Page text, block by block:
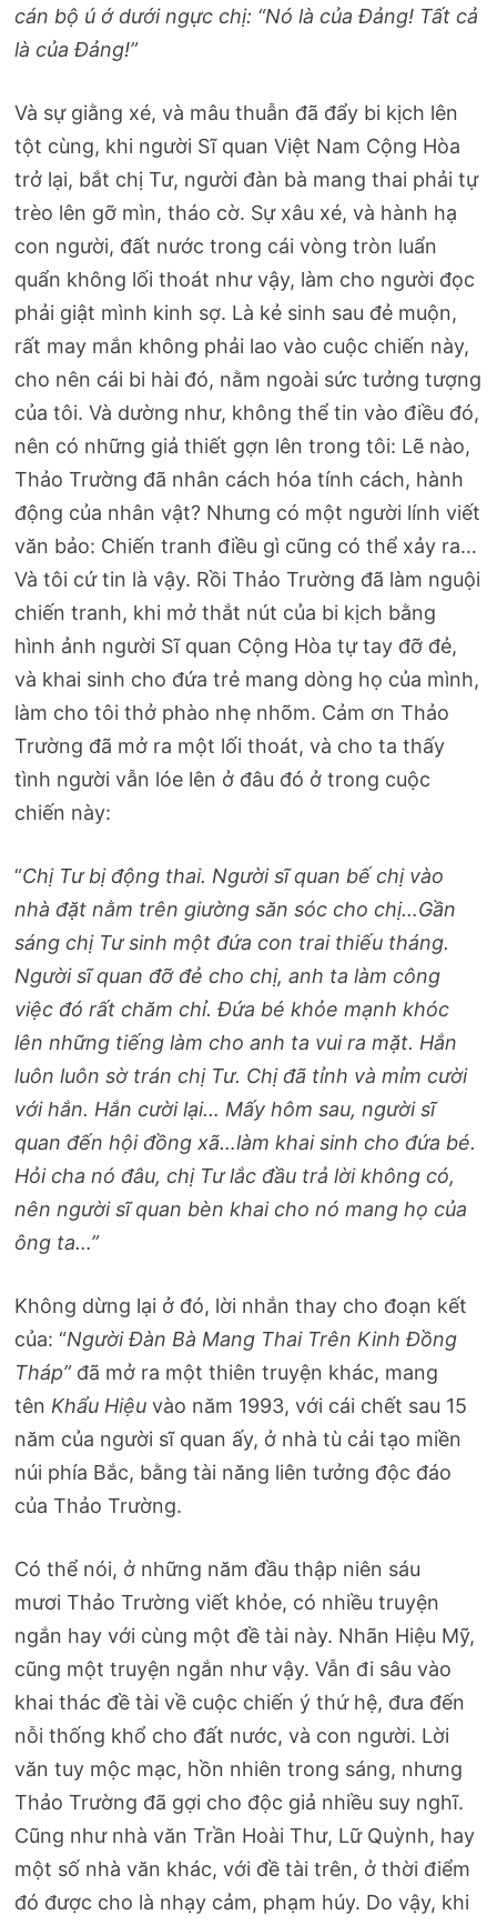
cán bộ ú ớ dưới ngực chị: “Nó là của Đảng! Tất cả
là của Đảng!”
Và sự giằng xé, và mâu thuẫn đã đẩy bi kịch lên
tột cùng, khi người Sĩ quan Việt Nam Cộng Hòa
trở lại, bắt chị Tư, người đàn bà mang thai phải tự
trèo lên gỡ mìn, tháo cờ. Sự xâu xé, và hành hạ
con người, đất nước trong cái vòng tròn luẩn
quẩn không lối thoát như vậy, làm cho người đọc
phải giật mình kinh sợ. Là kẻ sinh sau đẻ muộn,
rất may mắn không phải lao vào cuộc chiến này,
cho nên cái bi hài đó, nằm ngoài sức tưởng tượng
của tôi. Và dường như, không thể tin vào điều đó,
nên có những giả thiết gợn lên trong tôi: Lẽ nào,
Thảo Trường đã nhân cách hóa tính cách, hành
động của nhân vật? Nhưng có một người lính viết
văn bảo: Chiến tranh điều gì cũng có thể xảy ra…
Và tôi cứ tin là vậy. Rồi Thảo Trường đã làm nguội
chiến tranh, khi mở thắt nút của bi kịch bằng
hình ảnh người Sĩ quan Cộng Hòa tự tay đỡ đẻ,
và khai sinh cho đứa trẻ mang dòng họ của mình,
làm cho tôi thở phào nhẹ nhõm. Cảm ơn Thảo
Trường đã mở ra một lối thoát, và cho ta thấy
tình người vẫn lóe lên ở đâu đó ở trong cuộc
chiến này:
“Chị Tư bị động thai. Người sĩ quan bế chị vào
nhà đặt nằm trên giường săn sóc cho chị…Gần
sáng chị Tư sinh một đứa con trai thiếu tháng.
Người sĩ quan đỡ đẻ cho chị, anh ta làm công
việc đó rất chăm chỉ. Đứa bé khỏe mạnh khóc
lên những tiếng làm cho anh ta vui ra mặt. Hắn
luôn luôn sờ trán chị Tư. Chị đã tỉnh và mỉm cười
với hắn. Hắn cười lại… Mấy hôm sau, người sĩ
quan đến hội đồng xã…làm khai sinh cho đứa bé.
Hỏi cha nó đâu, chị Tư lắc đầu trả lời không có,
nên người sĩ quan bèn khai cho nó mang họ của
ông ta…”
Không dừng lại ở đó, lời nhắn thay cho đoạn kết
của: “Người Đàn Bà Mang Thai Trên Kinh Đồng
Tháp”đã mở ra một thiên truyện khác, mang
tên Khẩu Hiệuvào năm 1993, với cái chết sau 15
năm của người sĩ quan ấy, ở nhà tù cải tạo miền
núi phía Bắc, bằng tài năng liên tưởng độc đáo
của Thảo Trường.
Có thể nói, ở những năm đầu thập niên sáu
mươi Thảo Trường viết khỏe, có nhiều truyện
ngắn hay với cùng một đề tài này. Nhãn Hiệu Mỹ,
cũng một truyện ngắn như vậy. Vẫn đi sâu vào
khai thác đề tài về cuộc chiến ý thứ hệ, đưa đến
nỗi thống khổ cho đất nước, và con người. Lời
văn tuy mộc mạc, hồn nhiên trong sáng, nhưng
Thảo Trường đã gợi cho độc giả nhiều suy nghĩ.
Cũng như nhà văn Trần Hoài Thư, Lữ Quỳnh, hay
một số nhà văn khác, với đề tài trên, ở thời điểm
đó được cho là nhạy cảm, phạm húy. Do vậy, khi